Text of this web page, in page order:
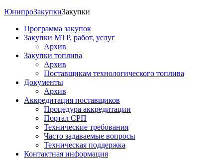
ЮнипроЗакупкиЗакупки
Программа закупок
Закупки МТР, работ, услуг
Архив
Закупки топлива
Архив
Поставщикам технологического топлива
Документы
Архив
Аккредитация поставщиков
Процедура аккредитации
Портал СРП
Технические требования
Часто задаваемые вопросы
Техническая поддержка
Контактная информация